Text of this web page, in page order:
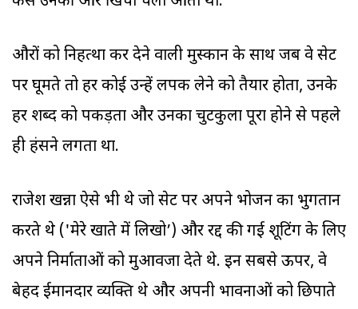
औरों को निहत्था कर देने वाली मुस्कान के साथ जब वे सेट
पर घूमते तो हर कोई उन्हें लपक लेने को तैयार होता, उनके
हर शब्द को पकड़ता और उनका चुटकुला पूरा होने से पहले
ही हंसने लगता था.
राजेश खन्ना ऐसे भी थे जो सेट पर अपने भोजन का भुगतान
करते थे ('मेरे खाते में लिखो’) और रद्द की गई शूटिंग के लिए
अपने निर्माताओं को मुआवजा देते थे. इन सबसे ऊपर, वे
बेहद ईमानदार व्यक्ति थे और अपनी भावनाओं को छिपाते